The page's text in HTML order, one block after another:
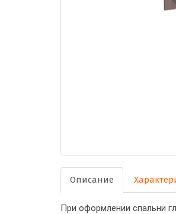
Описание
При оформлении спальни